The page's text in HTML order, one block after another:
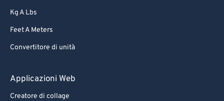
Kg A Lbs
Feet A Meters
Convertitore di unità
Applicazioni Web
Creatore di collage